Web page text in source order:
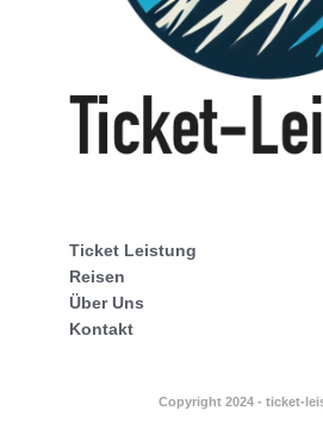
Ticket Leistung
Reisen
Über Uns
Kontakt
Copyright 2024 - ticket-